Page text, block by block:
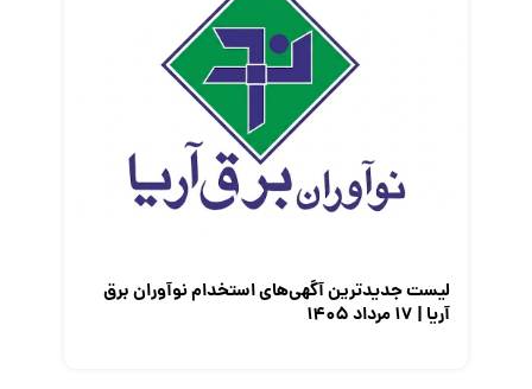
لیست جدیدترین آگهی‌های استخدام نوآوران برق
آریا | ۱۷ مرداد ۱۴۰۵